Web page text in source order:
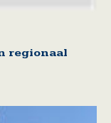
regionaal